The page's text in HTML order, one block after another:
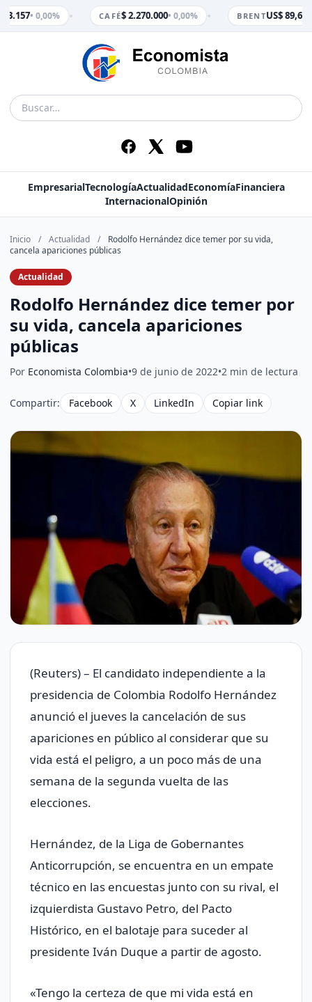
3.157• 0,00% CAFÉ$ 2.270.000• 0,00% BRENTUS$ 89,65
EmpresarialTecnologíaActualidadEconomíaFinanciera
InternacionalOpinión
Inicio / Actualidad /
Rodolfo Hernández dice temer por su vida,
cancela apariciones públicas
Actualidad
Rodolfo Hernández dice temer por
su vida, cancela apariciones
públicas
Por Economista Colombia•9 de junio de 2022•2 min de lectura
Compartir: Facebook X LinkedIn Copiar link
(Reuters) – El candidato independiente a la
presidencia de Colombia Rodolfo Hernández
anunció el jueves la cancelación de sus
apariciones en público al considerar que su
vida está el peligro, a un poco más de una
semana de la segunda vuelta de las
elecciones.
Hernández, de la Liga de Gobernantes
Anticorrupción, se encuentra en un empate
técnico en las encuestas junto con su rival, el
izquierdista Gustavo Petro, del Pacto
Histórico, en el balotaje para suceder al
presidente Iván Duque a partir de agosto.
«Tengo la certeza de que mi vida está en